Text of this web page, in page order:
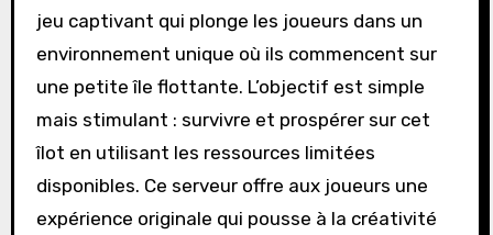
jeu captivant qui plonge les joueurs dans un
environnement unique où ils commencent sur
une petite île flottante. L’objectif est simple
mais stimulant : survivre et prospérer sur cet
îlot en utilisant les ressources limitées
disponibles. Ce serveur offre aux joueurs une
expérience originale qui pousse à la créativité